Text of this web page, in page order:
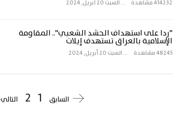
414232 مشاهدة ... السبت 20 أبريل, 2024
"ردا على استهداف الحشد الشعبي".. المقاومة
الإسلامية بالعراق تستهدف إيلات
48245 مشاهدة ... السبت 20 أبريل, 2024
السابق 1
2 التالي